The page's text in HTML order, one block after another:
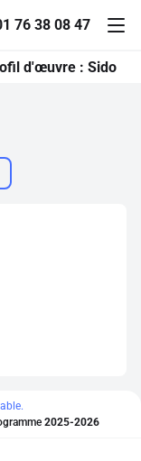
76 38 08 47
d'œuvre : Sido
2025-2026